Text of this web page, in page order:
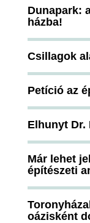
Dunapark:
házba!
Csillagok
Petíció az
Elhunyt Dr.
Már lehet
építészeti
oázisként